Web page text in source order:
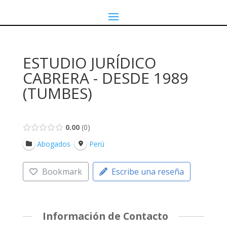
ESTUDIO JURÍDICO
CABRERA - DESDE 1989
(TUMBES)
0.00 0
Abogados
Perú
Bookmark Escribe una reseña
Información de Contacto